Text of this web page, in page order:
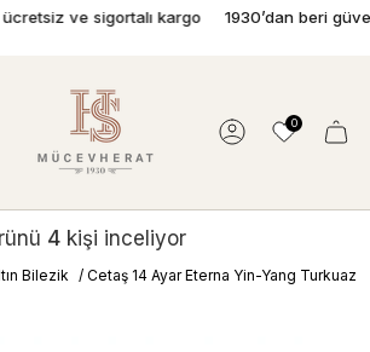
Hesap
0
ve sigortalı kargo 1930’dan beri
4 kişi inceliyor
Bilezik / Cetaş 14 Ayar Eterna Yin-Yang Turkuaz